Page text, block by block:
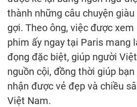
thành những câu chuyện
gợi. Theo ông, việc được
phim ấy ngay tại Paris mang
đọng đặc biệt, giúp người
nguồn cội, đồng thời giúp
nhận được vẻ đẹp và chiều
Việt Nam.